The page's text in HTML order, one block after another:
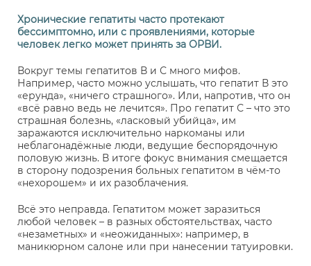
Хронические гепатиты часто протекают
бессимптомно, или с проявлениями, которые
человек легко может принять за ОРВИ.
Вокруг темы гепатитов В и С много мифов.
Например, часто можно услышать, что гепатит В это
«ерунда», «ничего страшного». Или, напротив, что он
«всё равно ведь не лечится». Про гепатит С – что это
страшная болезнь, «ласковый убийца», им
заражаются исключительно наркоманы или
неблагонадёжные люди, ведущие беспорядочную
половую жизнь. В итоге фокус внимания смещается
в сторону подозрения больных гепатитом в чём-то
«нехорошем» и их разоблачения.
Всё это неправда. Гепатитом может заразиться
любой человек – в разных обстоятельствах, часто
«незаметных» и «неожиданных»: например, в
маникюрном салоне или при нанесении татуировки.